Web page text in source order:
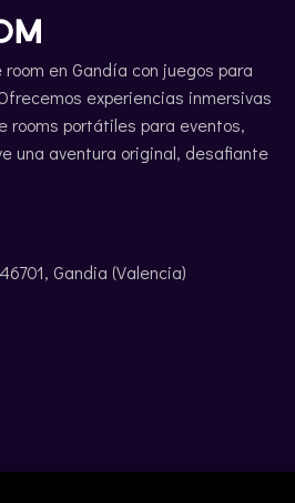
en Gandía con juegos para
experiencias inmersivas
rooms portátiles para eventos,
una aventura original, desafiante
Gandia (Valencia)